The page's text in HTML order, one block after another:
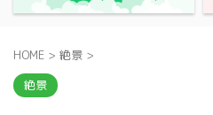
HOME > 絶景 >
絶景